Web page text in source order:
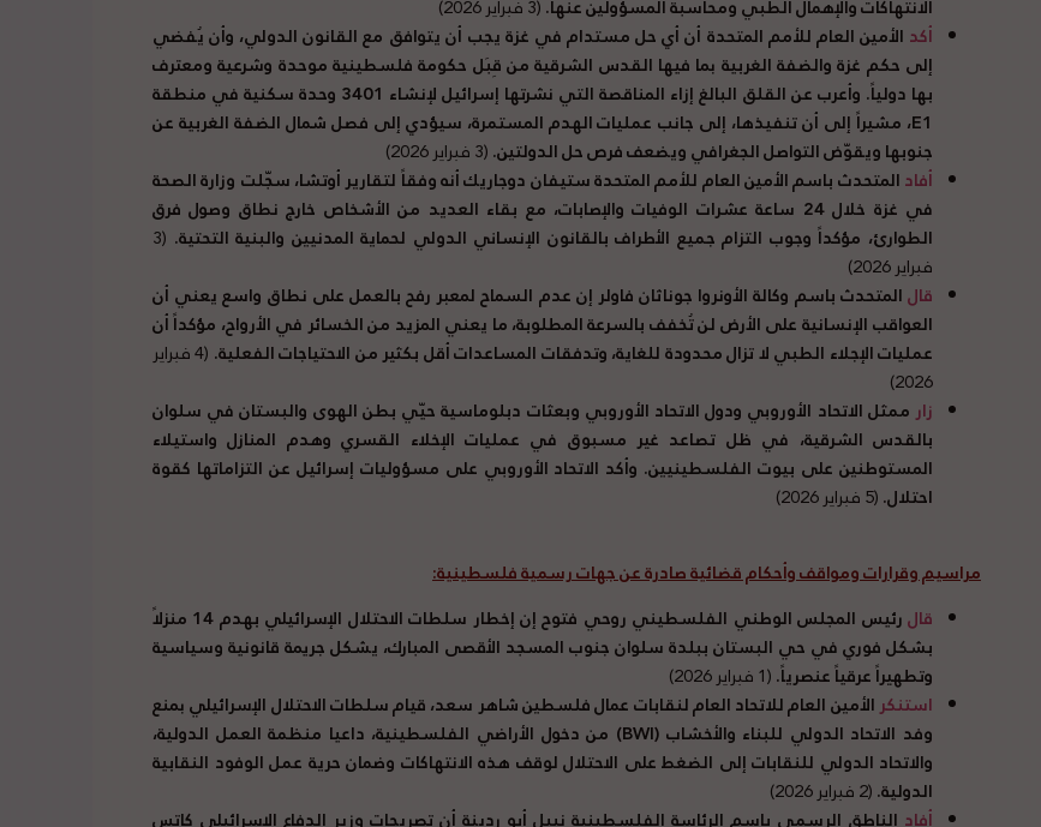
الانتهاكات والإهمال الطبي ومحاسبة المسؤولين عنها.(3 فبراير 2026)
أكد الأمين العام للأمم المتحدة أن أي حل مستدام في غزة يجب أن يتوافق مع القانون الدولي، وأن يُفضي
إلى حكم غزة والضفة الغربية بما فيها القدس الشرقية من قِبَل حكومة فلسطينية موحدة وشرعية ومعترف
بها دولياً. وأعرب عن القلق البالغ إزاء المناقصة التي نشرتها إسرائيل لإنشاء 3401 وحدة سكنية في منطقة
E1، مشيراً إلى أن تنفيذها، إلى جانب عمليات الهدم المستمرة، سيؤدي إلى فصل شمال الضفة الغربية عن
جنوبها ويقوّض التواصل الجغرافي ويضعف فرص حل الدولتين.(3 فبراير 2026)
أفادالمتحدث باسم الأمين العام للأمم المتحدة ستيفان دوجاريك أنه وفقاً لتقارير أوتشا، سجّلت وزارة الصحة
في غزة خلال 24 ساعة عشرات الوفيات والإصابات، مع بقاء العديد من الأشخاص خارج نطاق وصول فرق
الطوارئ، مؤكداً وجوب التزام جميع الأطراف بالقانون الإنساني الدولي لحماية المدنيين والبنية التحتية. (3
فبراير 2026)
قالالمتحدث باسم وكالة الأونروا جوناثان فاولر إن عدم السماح لمعبر رفح بالعمل على نطاق واسع يعني أن
العواقب الإنسانية على الأرض لن تُخفف بالسرعة المطلوبة، ما يعني المزيد من الخسائر في الأرواح، مؤكداً أن
عمليات الإجلاء الطبي لا تزال محدودة للغاية، وتدفقات المساعدات أقل بكثير من الاحتياجات الفعلية.
(4 فبراير
2026)
زارممثل الاتحاد الأوروبي ودول الاتحاد الأوروبي وبعثات دبلوماسية حيّي بطن الهوى والبستان في سلوان
بالقدس الشرقية، في ظل تصاعد غير مسبوق في عمليات الإخلاء القسري وهدم المنازل واستيلاء
المستوطنين على بيوت الفلسطينيين. وأكد الاتحاد الأوروبي على مسؤوليات إسرائيل عن التزاماتها كقوة
احتلال.(5 فبراير 2026)
مراسيم وقرارات ومواقف وأحكام قضائية صادرة عن جهات رسمية فلسطينية:
قال
رئيس المجلس الوطني الفلسطيني روحي فتوح إن إخطار سلطات الاحتلال الإسرائيلي بهدم 14 منزلاً
بشكل فوري في حي البستان ببلدة سلوان جنوب المسجد الأقصى المبارك، يشكل جريمة قانونية وسياسية
وتطهيراً عرقياً عنصرياً.(1 فبراير 2026)
استنكرالأمين العام للاتحاد العام لنقابات عمال فلسطين شاهر سعد، قيام سلطات الاحتلال الإسرائيلي بمنع
وفد الاتحاد الدولي للبناء والأخشاب (BWI) من دخول الأراضي الفلسطينية، داعيا منظمة العمل الدولية،
والاتحاد الدولي للنقابات إلى الضغط على الاحتلال لوقف هذه الانتهاكات وضمان حرية عمل الوفود النقابية
الدولية.(2 فبراير 2026)
أفاد الناطق الرسمي باسم الرئاسة الفلسطينية نبيل أبو ردينة أن تصريحات وزير الدفاع الإسرائيلي كاتس